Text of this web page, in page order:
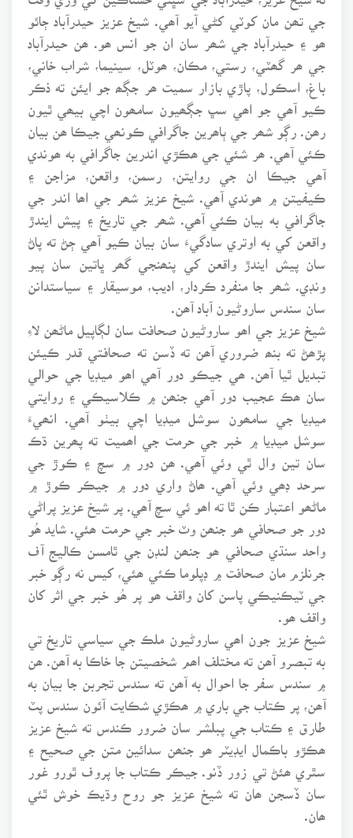
جي تھن مان کوٽي کڻي آيو آھي. شيخ عزيز حيدرآباد ڄائو
ھو ۽ حيدرآباد جي شھر سان ان جو انس ھو. ھن حيدرآباد
جي ھر گھٽي، رستي، مڪان، ھوٽل، سينيما، شراب خاني،
باغ، اسڪول، پاڙي بازار سميت ھر جڳھ جو ايئن ته ذڪر
ڪيو آھي جو اھي سڀ جڳھيون سامھون اچي بيھي ٿيون
رھن. رڳو شھر جي ٻاھرين جاگرافي ڪونھي جيڪا ھن بيان
ڪئي آھي. ھر شئي جي ھڪڙي اندرين جاگرافي به ھوندي
آھي جيڪا ان جي روايتن، رسمن، واقعن، مزاجن ۽
ڪيفيتن ۾ ھوندي آھي. شيخ عزيز شھر جي اھا اندر جي
جاگرافي به بيان ڪئي آھي. شھر جي تاريخ ۽ پيش ايندڙ
واقعن کي به اوتري سادگيءَ سان بيان ڪيو آھي ڄڻ ته پاڻ
سان پيش ايندڙ واقعن کي پنھنجي گھر ڀاتين سان پيو
ونڊي. شھر جا منفرد ڪردار، اديب، موسيقار ۽ سياستدانن
سان سندس ساروڻيون آباد آھن.
شيخ عزيز جي اھو ساروڻيون صحافت سان لڳاپيل ماڻھن لاءِ
پڙھڻ ته بنھ ضروري آھن ته ڏسن ته صحافتي قدر ڪيئن
تبديل ٿيا آھن. ھي جيڪو دور آھي اھو ميڊيا جي حوالي
سان ھڪ عجيب دور آھي جنھن ۾ ڪلاسيڪي ۽ روايتي
ميڊيا جي سامھون سوشل ميڊيا اچي بيٺو آھي. انھيءَ
سوشل ميڊيا ۾ خبر جي حرمت جي اھميت ته پھرين ڌڪ
سان تين وال ٿي وئي آھي. ھن دور ۾ سچ ۽ ڪوڙ جي
سرحد ڊھي وئي آھي. ھاڻ واري دور ۾ جيڪر ڪوڙ ۾
ماڻھو اعتبار ڪن ٿا ته اھو ئي سچ آھي. پر شيخ عزيز پراڻي
دور جو صحافي ھو جنھن وٽ خبر جي حرمت ھئي. شايد ھُو
واحد سنڌي صحافي ھو جنھن لنڊن جي ٿامسن ڪاليج آف
جرنلزم مان صحافت ۾ ڊپلوما ڪئي ھئي، کيس نه رڳو خبر
جي ٽيڪنيڪي پاسن کان واقف ھو پر ھُو خبر جي اثر کان
واقف ھو.
شيخ عزيز جون اھي ساروڻيون ملڪ جي سياسي تاريخ تي
به تبصرو آھن ته مختلف اھم شخصيتن جا خاڪا به آھن. ھن
۾ سندس سفر جا احوال به آھن ته سندس تجربن جا بيان به
آھن، پر ڪتاب جي باري ۾ ھڪڙي شڪايت آئون سندس پٽ
طارق ۽ ڪتاب جي پبلشر سان ضرور ڪندس ته شيخ عزيز
ھڪڙو باڪمال ايڊيٽر ھو جنھن سدائين متن جي صحيح ۽
سٿري ھئڻ تي زور ڏنو. جيڪر ڪتاب جا پروف ٿورو غور
سان ڏسجن ھان ته شيخ عزيز جو روح وڌيڪ خوش ٿئي
ھان.